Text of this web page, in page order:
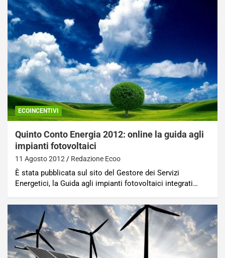
ECOINCENTIVI
Quinto Conto Energia 2012: online la guida agli
impianti fotovoltaici
11 Agosto 2012 Redazione Ecoo
È stata pubblicata sul sito del Gestore dei Servizi
Energetici, la Guida agli impianti fotovoltaici integrati…